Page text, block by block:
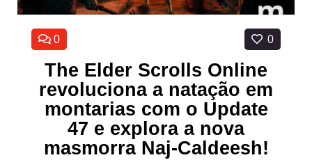
0 0
The Elder Scrolls Online
revoluciona a natação em
montarias com o Update
47 e explora a nova
masmorra Naj-Caldeesh!